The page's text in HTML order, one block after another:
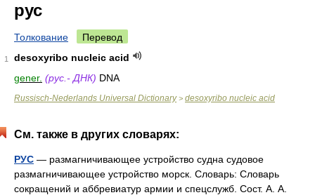
рус
Толкование Перевод
1
desoxyribo nucleic acid
gener. (рус.- ДНК) DNA
Russisch-Nederlands Universal Dictionary> desoxyribo nucleic acid
См. также в других словарях:
РУС — размагничивающее устройство судна судовое
размагничивающее устройство морск. Словарь: Словарь
сокращений и аббревиатур армии и спецслужб. Сост. А. А.